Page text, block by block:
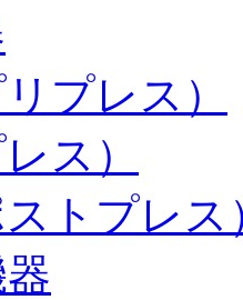
プレス）
ス）
トプレス